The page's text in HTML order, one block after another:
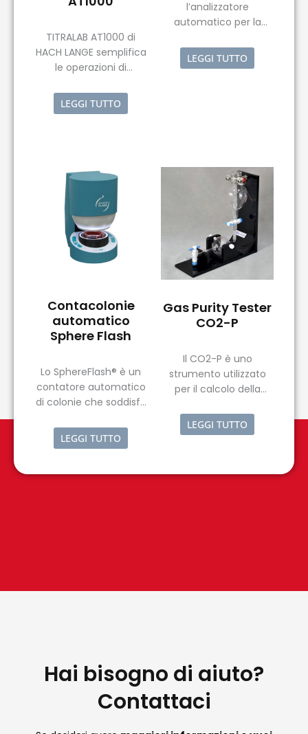
TITRALAB AT1000 di
HACH LANGE semplifica
le operazioni di
LEGGI TUTTO
l’analizzatore
automatico per la
contemporanea di
proteine, umidità,
LEGGI TUTTO
Contacolonie
automatico
Sphere Flash
Lo SphereFlash® è un
contatore automatico
di colonie che soddisfa
possono essere
richiesti in un moderno
microbiologia.
LEGGI TUTTO
Gas Purity Tester
CO2-P
Il CO2-P è uno
strumento utilizzato
per il calcolo della
LEGGI TUTTO
Hai bisogno di aiuto?
Contattaci